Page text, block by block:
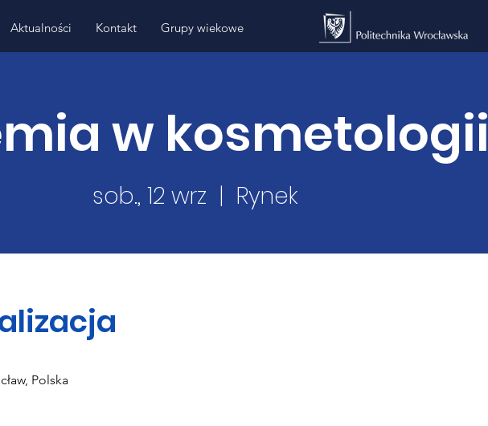
Aktualności Kontakt Grupy wiekowe
w kosmetologii
sob., 12 wrz
  |
Rynek
Polska